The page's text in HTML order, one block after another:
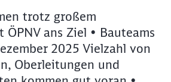
trotz großem
ÖPNV ans Ziel • Bauteams
2025 Vielzahl von
Oberleitungen und